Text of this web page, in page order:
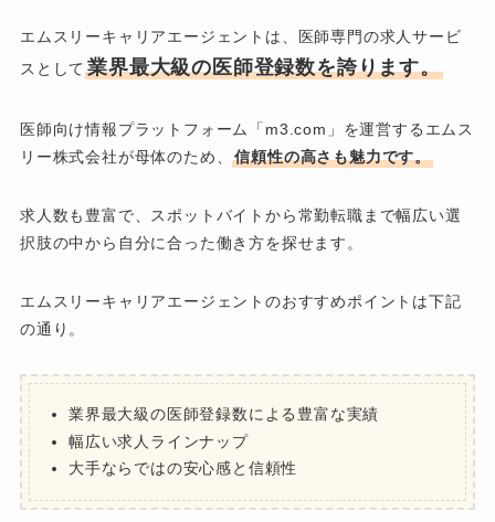
エムスリーキャリアエージェントは、医師専門の求人サービ
スとして業界最大級の医師登録数を誇ります。
医師向け情報プラットフォーム「m3.com」を運営するエムス
リー株式会社が母体のため、信頼性の高さも魅力です。
求人数も豊富で、スポットバイトから常勤転職まで幅広い選
択肢の中から自分に合った働き方を探せます。
エムスリーキャリアエージェントのおすすめポイントは下記
の通り。
業界最大級の医師登録数による豊富な実績
幅広い求人ラインナップ
大手ならではの安心感と信頼性